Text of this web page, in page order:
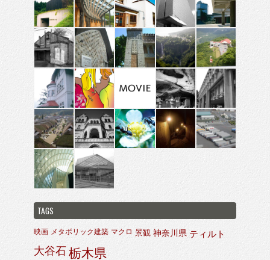
TAGS
映画 メタボリック建築 マクロ 景観 神奈川県 ティルト
大谷石 栃木県